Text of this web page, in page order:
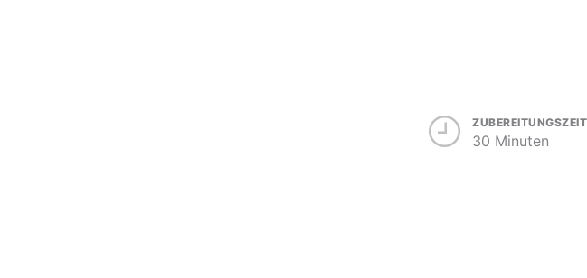
ZUBEREITUNGSZEIT
30 Minuten